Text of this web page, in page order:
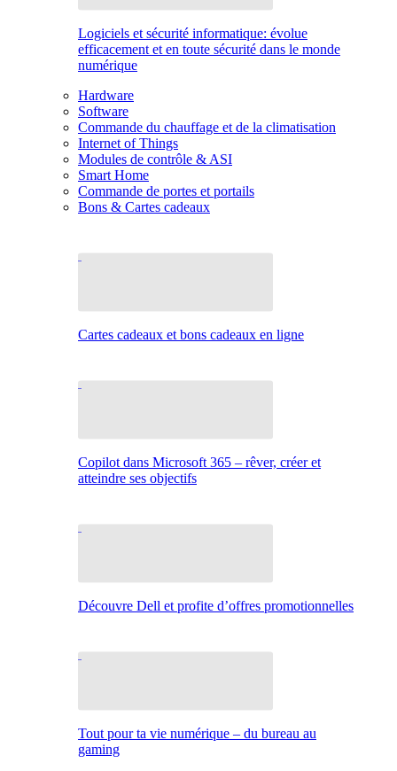
Logiciels et sécurité informatique: évolue
efficacement et en toute sécurité dans le monde
numérique
Hardware
Software
Commande du chauffage et de la climatisation
Internet of Things
Modules de contrôle & ASI
Smart Home
Commande de portes et portails
Bons & Cartes cadeaux
Cartes cadeaux et bons cadeaux en ligne
Copilot dans Microsoft 365 – rêver, créer et
atteindre ses objectifs
Découvre Dell et profite d’offres promotionnelles
Tout pour ta vie numérique – du bureau au
gaming